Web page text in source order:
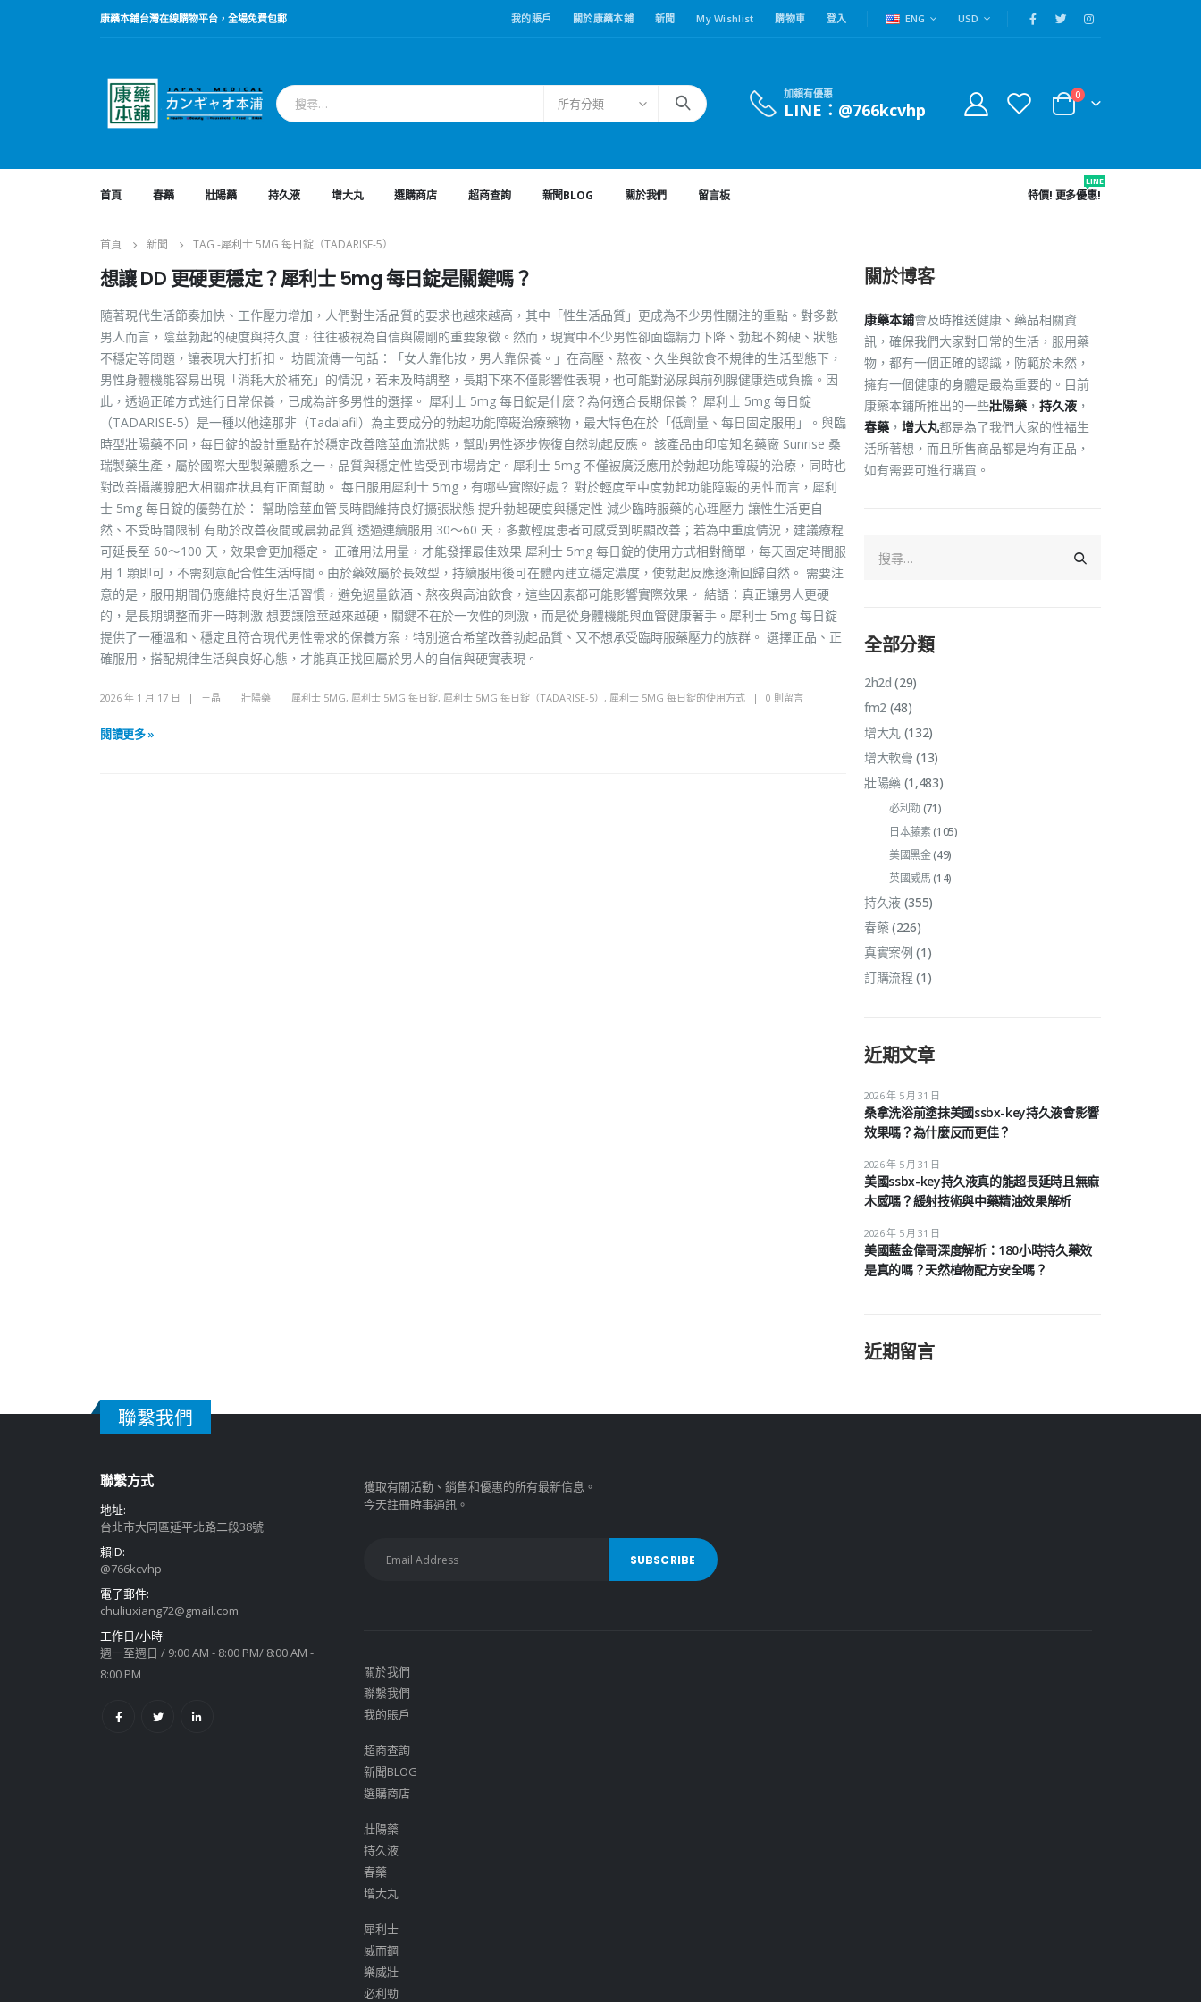
康藥本鋪台灣在線購物平台，全場免費包郵 我的賬戶 關於康藥本鋪 新聞 My Wishlist 購物車 登入 ENG USD
所有分類
加賴有優惠
LINE：@766kcvhp
0
首頁 春藥 壯陽藥 持久液 增大丸 選購商店 超商查詢 新聞BLOG 關於我們 留言板 特價! 更多優惠!
LINE
首頁 新聞 TAG -犀利士 5MG 每日錠（TADARISE-5）
想讓 DD 更硬更穩定？犀利士 5mg 每日錠是關鍵嗎？
隨著現代生活節奏加快、工作壓力增加，人們對生活品質的要求也越來越高，其中「性生活品質」更成為不少男性關注的重點。對多數
男人而言，陰莖勃起的硬度與持久度，往往被視為自信與陽剛的重要象徵。然而，現實中不少男性卻面臨精力下降、勃起不夠硬、狀態
不穩定等問題，讓表現大打折扣。 坊間流傳一句話：「女人靠化妝，男人靠保養。」在高壓、熬夜、久坐與飲食不規律的生活型態下，
男性身體機能容易出現「消耗大於補充」的情況，若未及時調整，長期下來不僅影響性表現，也可能對泌尿與前列腺健康造成負擔。因
此，透過正確方式進行日常保養，已成為許多男性的選擇。 犀利士 5mg 每日錠是什麼？為何適合長期保養？ 犀利士 5mg 每日錠
（TADARISE-5）是一種以他達那非（Tadalafil）為主要成分的勃起功能障礙治療藥物，最大特色在於「低劑量、每日固定服用」。與臨
時型壯陽藥不同，每日錠的設計重點在於穩定改善陰莖血流狀態，幫助男性逐步恢復自然勃起反應。 該產品由印度知名藥廠 Sunrise 桑
瑞製藥生產，屬於國際大型製藥體系之一，品質與穩定性皆受到市場肯定。犀利士 5mg 不僅被廣泛應用於勃起功能障礙的治療，同時也
對改善攝護腺肥大相關症狀具有正面幫助。 每日服用犀利士 5mg，有哪些實際好處？ 對於輕度至中度勃起功能障礙的男性而言，犀利
士 5mg 每日錠的優勢在於： 幫助陰莖血管長時間維持良好擴張狀態 提升勃起硬度與穩定性 減少臨時服藥的心理壓力 讓性生活更自
然、不受時間限制 有助於改善夜間或晨勃品質 透過連續服用 30～60 天，多數輕度患者可感受到明顯改善；若為中重度情況，建議療程
可延長至 60～100 天，效果會更加穩定。 正確用法用量，才能發揮最佳效果 犀利士 5mg 每日錠的使用方式相對簡單，每天固定時間服
用 1 顆即可，不需刻意配合性生活時間。由於藥效屬於長效型，持續服用後可在體內建立穩定濃度，使勃起反應逐漸回歸自然。 需要注
意的是，服用期間仍應維持良好生活習慣，避免過量飲酒、熬夜與高油飲食，這些因素都可能影響實際效果。 結語：真正讓男人更硬
的，是長期調整而非一時刺激 想要讓陰莖越來越硬，關鍵不在於一次性的刺激，而是從身體機能與血管健康著手。犀利士 5mg 每日錠
提供了一種溫和、穩定且符合現代男性需求的保養方案，特別適合希望改善勃起品質、又不想承受臨時服藥壓力的族群。 選擇正品、正
確服用，搭配規律生活與良好心態，才能真正找回屬於男人的自信與硬實表現。
2026 年 1 月 17 日 王晶 壯陽藥 犀利士 5MG, 犀利士 5MG 每日錠, 犀利士 5MG 每日錠（TADARISE-5） , 犀利士 5MG 每日錠的使用方式 0 則留言
閱讀更多 »
關於博客
康藥本鋪會及時推送健康、藥品相關資
訊，確保我們大家對日常的生活，服用藥
物，都有一個正確的認識，防範於未然，
擁有一個健康的身體是最為重要的。目前
康藥本鋪所推出的一些壯陽藥 ， 持久液 ，
春藥 ， 增大丸都是為了我們大家的性福生
活所著想，而且所售商品都是均有正品，
如有需要可進行購買。
全部分類
2h2d (29)
fm2(48)
增大丸(132)
增大軟膏 (13)
壯陽藥(1,483)
必利勁(71)
日本藤素(105)
美國黑金(49)
英國威馬(14)
持久液(355)
春藥(226)
真實案例 (1)
訂購流程 (1)
近期文章
桑拿洗浴前塗抹美國ssbx-key持久液會影響
效果嗎？為什麼反而更佳？
2026 年 5 月 31 日
美國ssbx-key持久液真的能超長延時且無麻
木感嗎？緩射技術與中藥精油效果解析
2026 年 5 月 31 日
美國藍金偉哥深度解析：180小時持久藥效
是真的嗎？天然植物配方安全嗎？
2026 年 5 月 31 日
近期留言
聯繫我們
聯繫方式
地址:
台北市大同區延平北路二段38號
賴ID:
@766kcvhp
電子郵件:
chuliuxiang72@gmail.com
工作日/小時:
週一至週日 / 9:00 AM - 8:00 PM/ 8:00 AM -
8:00 PM
獲取有關活動、銷售和優惠的所有最新信息。
今天註冊時事通訊。
關於我們
聯繫我們
我的賬戶
超商查詢
新聞BLOG
選購商店
壯陽藥
持久液
春藥
增大丸
犀利士
威而鋼
樂威壯
必利勁